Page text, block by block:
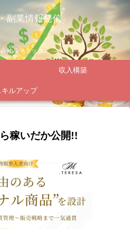
副業情報発信
社ルテミック
収入構築
キルアップ
稼いだか公開!!